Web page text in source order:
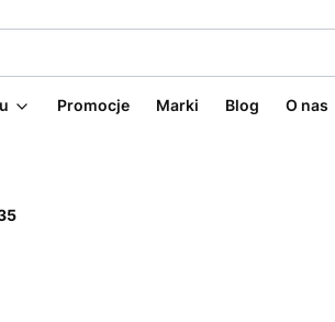
Promocje Marki Blog O nas